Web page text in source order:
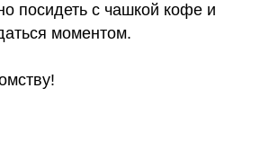
посидеть с чашкой кофе и
моментом.